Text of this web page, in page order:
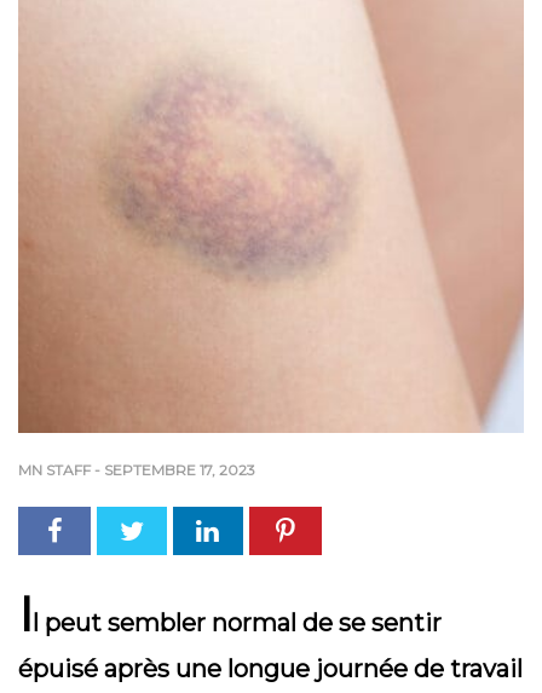
MN STAFF - SEPTEMBRE 17, 2023
Il peut sembler normal de se sentir
épuisé après une longue journée de travail